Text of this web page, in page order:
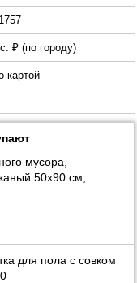
₽ (по городу)
картой
мусора,
50х90 см,
для пола с совком